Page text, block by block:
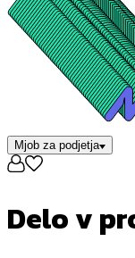
Mjob za podjetja
Delo v